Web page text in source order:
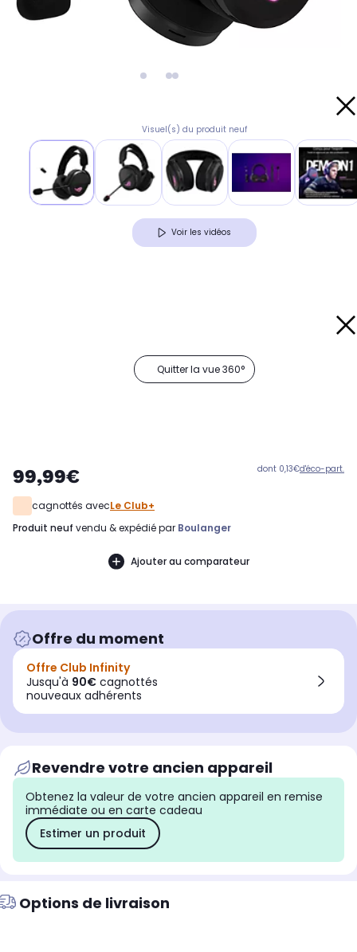
Visuel(s) du produit neuf
Voir les vidéos
Quitter la vue 360°
99,99€ dont 0,13€d'éco-part.
cagnottés avecLe Club+
produit neuf vendu & expédié par Boulanger
Ajouter au comparateur
Offre du moment
Offre Club Infinity
Jusqu'à 90€ cagnottés
nouveaux adhérents
Revendre votre ancien appareil
Obtenez la valeur de votre ancien appareil en remise
immédiate ou en carte cadeau
Estimer un produit
Options de livraison